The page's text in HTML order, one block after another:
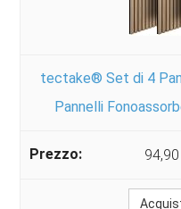
tectake® Set di 4
Pannelli
94,90